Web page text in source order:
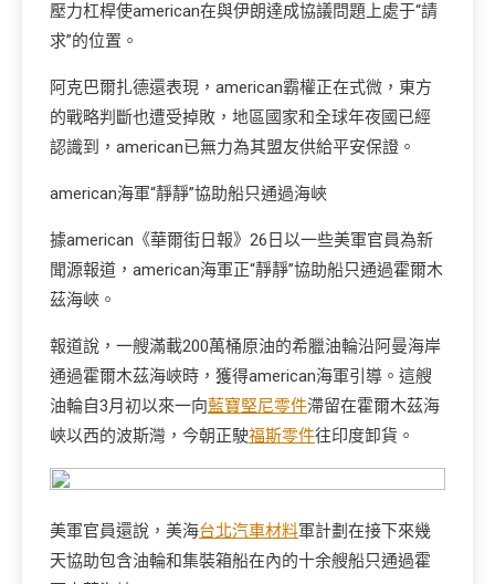
壓力杠桿使american在與伊朗達成協議問題上處于“請
求”的位置。
阿克巴爾扎德還表現，american霸權正在式微，東方
的戰略判斷也遭受掉敗，地區國家和全球年夜國已經
認識到，american已無力為其盟友供給平安保證。
american海軍“靜靜”協助船只通過海峽
據american《華爾街日報》26日以一些美軍官員為新
聞源報道，american海軍正“靜靜”協助船只通過霍爾木
茲海峽。
報道說，一艘滿載200萬桶原油的希臘油輪沿阿曼海岸
通過霍爾木茲海峽時，獲得american海軍引導。這艘
油輪自3月初以來一向藍寶堅尼零件滯留在霍爾木茲海
峽以西的波斯灣，今朝正駛福斯零件往印度卸貨。
美軍官員還說，美海台北汽車材料軍計劃在接下來幾
天協助包含油輪和集裝箱船在內的十余艘船只通過霍